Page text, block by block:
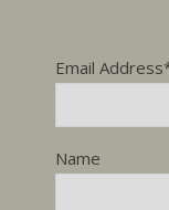
Email
Name